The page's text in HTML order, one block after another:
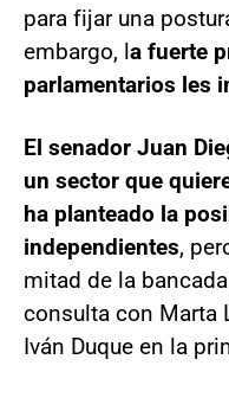
para fijar una
embargo, la fuerte
parlamentarios les
El senador Juan
un sector que
ha planteado la
independientes,
mitad de la
consulta con Marta
Iván Duque en la